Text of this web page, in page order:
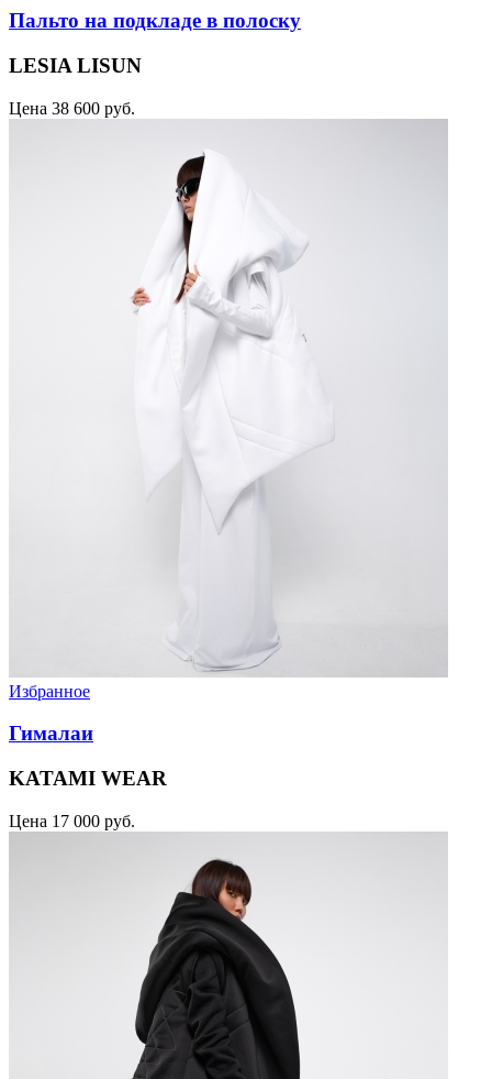
Пальто на подкладе в полоску
LESIA LISUN
Цена 38 600 руб.
Избранное
Гималаи
KATAMI WEAR
Цена 17 000 руб.